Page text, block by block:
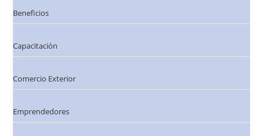
Beneficios
Capacitación
Comercio Exterior
Emprendedores